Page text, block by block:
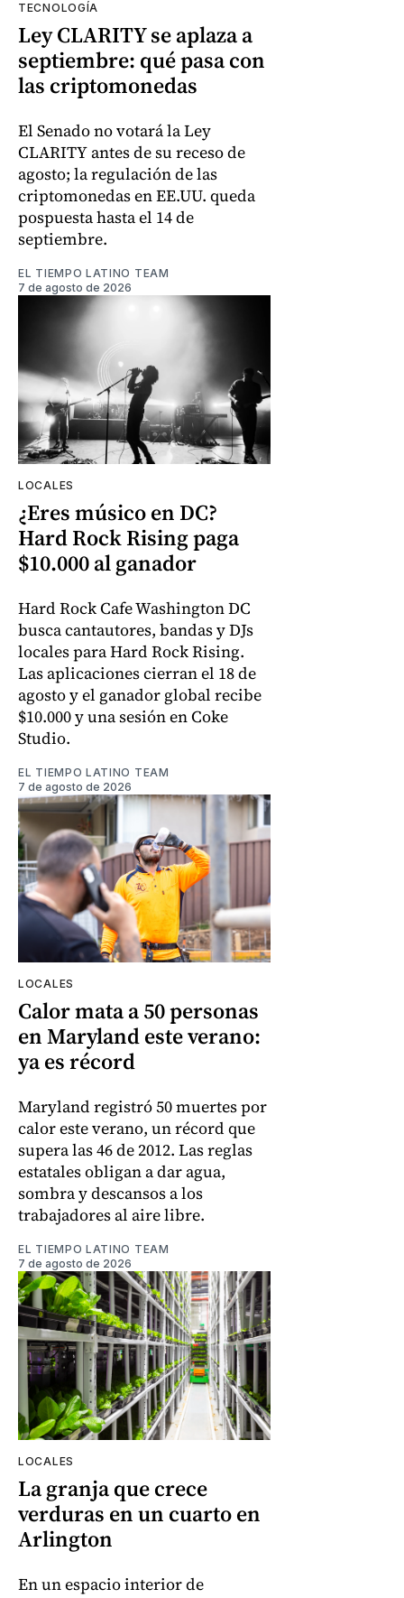
TECNOLOGÍA
Ley CLARITY se aplaza a
septiembre: qué pasa con
las criptomonedas
El Senado no votará la Ley
CLARITY antes de su receso de
agosto; la regulación de las
criptomonedas en EE.UU. queda
pospuesta hasta el 14 de
septiembre.
EL TIEMPO LATINO TEAM
7 de agosto de 2026
LOCALES
¿Eres músico en DC?
Hard Rock Rising paga
$10.000 al ganador
Hard Rock Cafe Washington DC
busca cantautores, bandas y DJs
locales para Hard Rock Rising.
Las aplicaciones cierran el 18 de
agosto y el ganador global recibe
$10.000 y una sesión en Coke
Studio.
EL TIEMPO LATINO TEAM
7 de agosto de 2026
LOCALES
Calor mata a 50 personas
en Maryland este verano:
ya es récord
Maryland registró 50 muertes por
calor este verano, un récord que
supera las 46 de 2012. Las reglas
estatales obligan a dar agua,
sombra y descansos a los
trabajadores al aire libre.
EL TIEMPO LATINO TEAM
7 de agosto de 2026
LOCALES
La granja que crece
verduras en un cuarto en
Arlington
En un espacio interior de